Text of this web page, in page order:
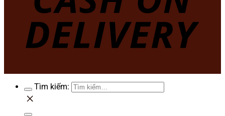
Tìm kiếm: